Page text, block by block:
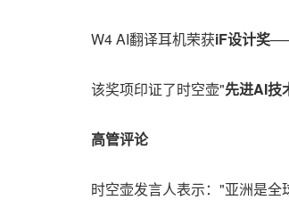
W4 AI翻译耳机荣获iF设计奖
该奖项印证了时空壶"先进AI技
高管评论
时空壶发言人表示："亚洲是